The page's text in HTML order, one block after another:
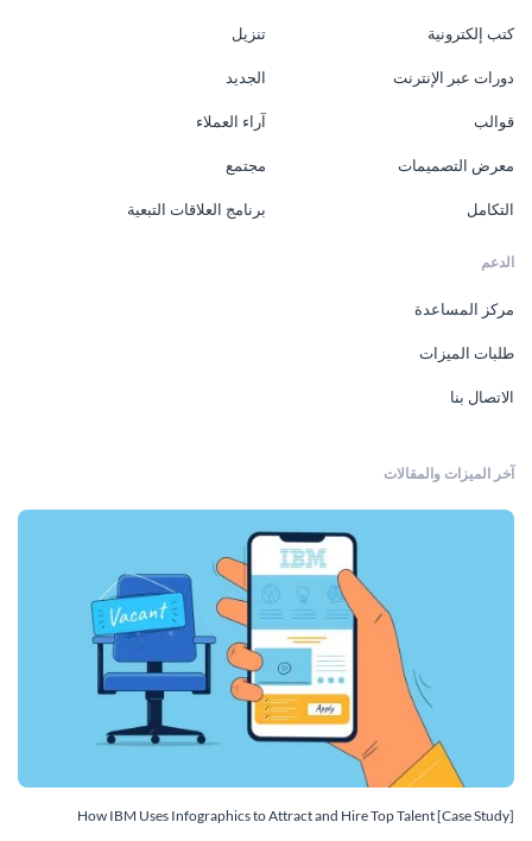
كتب إلكترونية
دورات عبر الإنترنت
قوالب
معرض التصميمات
التكامل
تنزيل
الجديد
آراء العملاء
مجتمع
برنامج العلاقات التبعية
الدعم
مركز المساعدة
طلبات الميزات
الاتصال بنا
آخر الميزات والمقالات
How IBM Uses Infographics to Attract and Hire Top Talent [Case Study]